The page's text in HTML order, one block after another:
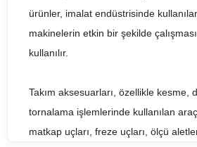
ürünler, imalat endüstrisinde
makinelerin etkin bir şekilde
kullanılır.
Takım aksesuarları, özellikle kesme,
tornalama işlemlerinde kullanılan
matkap uçları, freze uçları, ölçü